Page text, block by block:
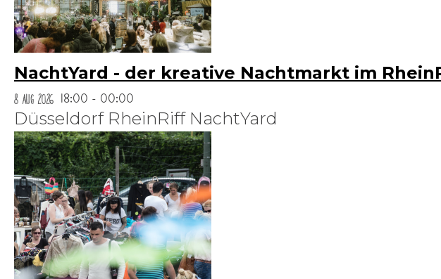
NachtYard - der kreative Nachtmarkt im
8 Aug 2026 18:00 - 00:00
Düsseldorf RheinRiff NachtYard